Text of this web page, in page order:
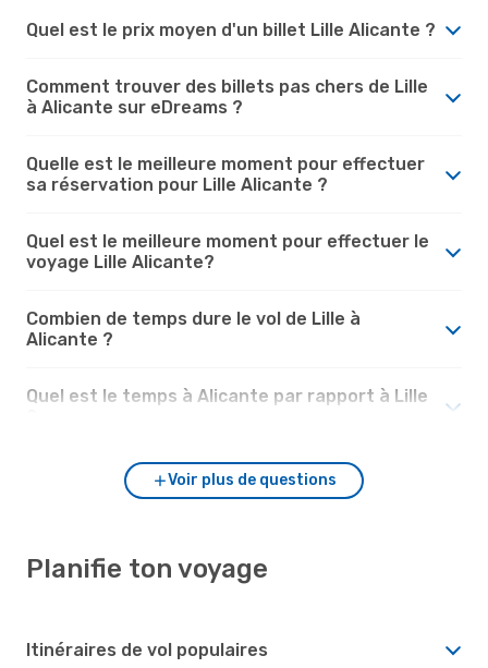
Quel est le prix moyen d'un billet Lille Alicante ?
Comment trouver des billets pas chers de Lille
à Alicante sur eDreams ?
Quelle est le meilleure moment pour effectuer
sa réservation pour Lille Alicante ?
Quel est le meilleure moment pour effectuer le
voyage Lille Alicante?
Combien de temps dure le vol de Lille à
Alicante ?
Quel est le temps à Alicante par rapport à Lille
Voir plus de questions
Planifie ton voyage
Itinéraires de vol populaires